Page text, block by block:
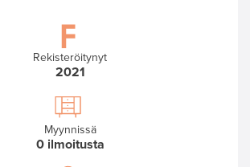
Rekisteröitynyt
2021
Myynnissä
0 ilmoitusta